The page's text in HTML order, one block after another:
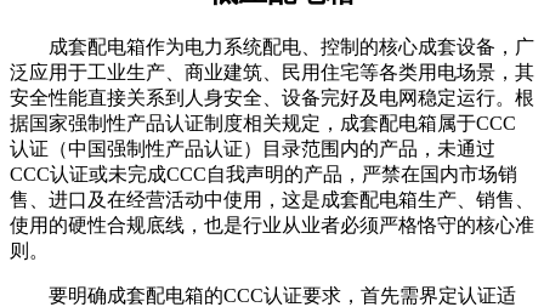
成套配电箱作为电力系统配电、控制的核心成套设备，广
泛应用于工业生产、商业建筑、民用住宅等各类用电场景，其
安全性能直接关系到人身安全、设备完好及电网稳定运行。根
据国家强制性产品认证制度相关规定，成套配电箱属于CCC
认证（中国强制性产品认证）目录范围内的产品，未通过
CCC认证或未完成CCC自我声明的产品，严禁在国内市场销
售、进口及在经营活动中使用，这是成套配电箱生产、销售、
使用的硬性合规底线，也是行业从业者必须严格恪守的核心准
则。
要明确成套配电箱的CCC认证要求，首先需界定认证适